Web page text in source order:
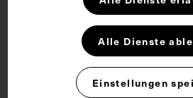
CC BY-NC-SA 4.0
Alle Dienste
Einstellungen